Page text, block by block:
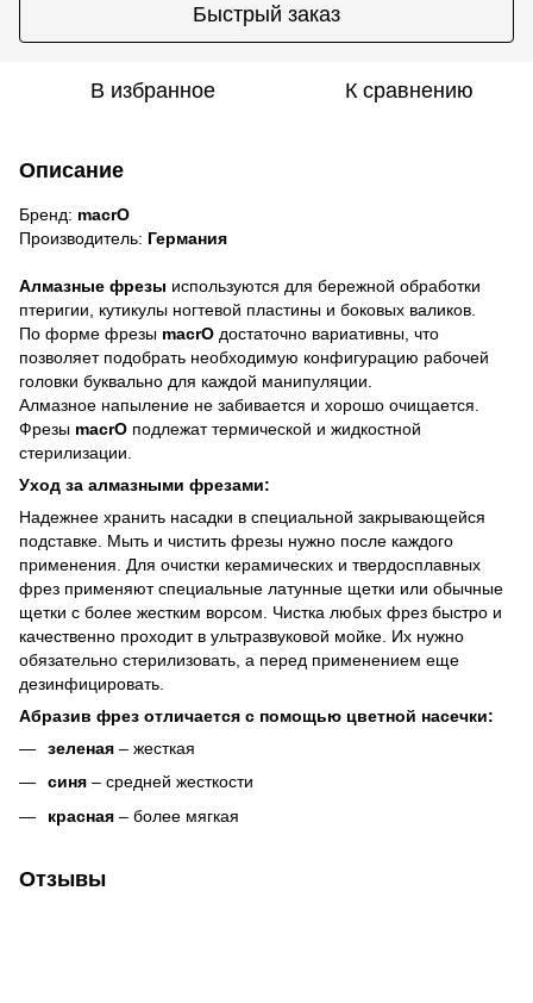
Быстрый заказ
В избранное К сравнению
Описание
Бренд: macrO
Производитель: Германия
Алмазные фрезы используются для бережной обработки
птеригии, кутикулы ногтевой пластины и боковых валиков.
По форме фрезы macrO достаточно вариативны, что
позволяет подобрать необходимую конфигурацию рабочей
головки буквально для каждой манипуляции.
Алмазное напыление не забивается и хорошо очищается.
Фрезы macrO подлежат термической и жидкостной
стерилизации.
Уход за алмазными фрезами:
Надежнее хранить насадки в специальной закрывающейся
подставке. Мыть и чистить фрезы нужно после каждого
применения. Для очистки керамических и твердосплавных
фрез применяют специальные латунные щетки или обычные
щетки с более жестким ворсом. Чистка любых фрез быстро и
качественно проходит в ультразвуковой мойке. Их нужно
обязательно стерилизовать, а перед применением еще
дезинфицировать.
Абразив фрез отличается с помощью цветной насечки:
зеленая – жесткая
синя – средней жесткости
красная – более мягкая
Отзывы